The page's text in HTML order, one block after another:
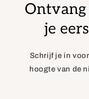
je
Schrijf je in
hoogte van de